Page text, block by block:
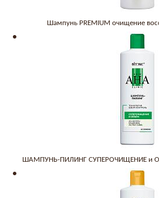
Шампунь PREMIUM очищение
ШАМПУНЬ-ПИЛИНГ СУПЕРОЧИЩЕНИЕ и